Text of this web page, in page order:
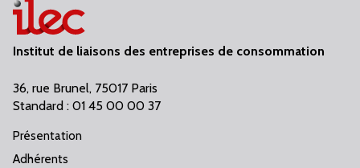
Institut de liaisons des entreprises de consommation
36, rue Brunel, 75017 Paris
Standard : 01 45 00 00 37
Présentation
Adhérents